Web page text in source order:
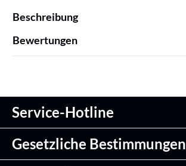
Beschreibung
Bewertungen
Service-Hotline
Gesetzliche Bestimmungen